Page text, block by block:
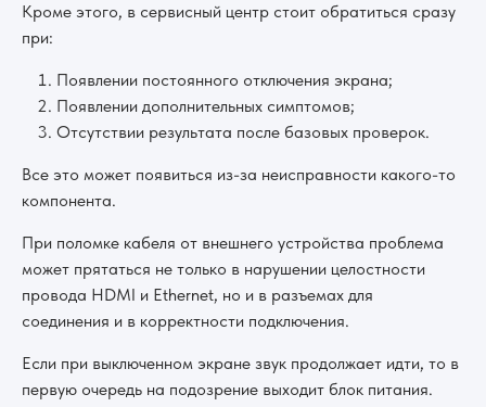
Кроме этого, в сервисный центр стоит обратиться сразу
при:
Появлении постоянного отключения экрана;
Появлении дополнительных симптомов;
Отсутствии результата после базовых проверок.
Все это может появиться из-за неисправности какого-то
компонента.
При поломке кабеля от внешнего устройства проблема
может прятаться не только в нарушении целостности
провода HDMI и Ethernet, но и в разъемах для
соединения и в корректности подключения.
Если при выключенном экране звук продолжает идти, то в
первую очередь на подозрение выходит блок питания.